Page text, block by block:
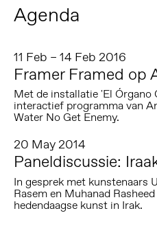
Agenda
11 Feb – 14 Feb 2016
Framer Framed op
Met de installatie 'El Órgano
interactief programma van
Water No Get Enemy.
20 May 2014
Paneldiscussie:
In gesprek met kunstenaars
Rasem en Muhanad
hedendaagse kunst in Irak.